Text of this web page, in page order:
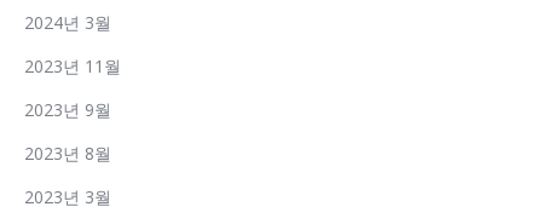
2024년 3월
2023년 11월
2023년 9월
2023년 8월
2023년 3월